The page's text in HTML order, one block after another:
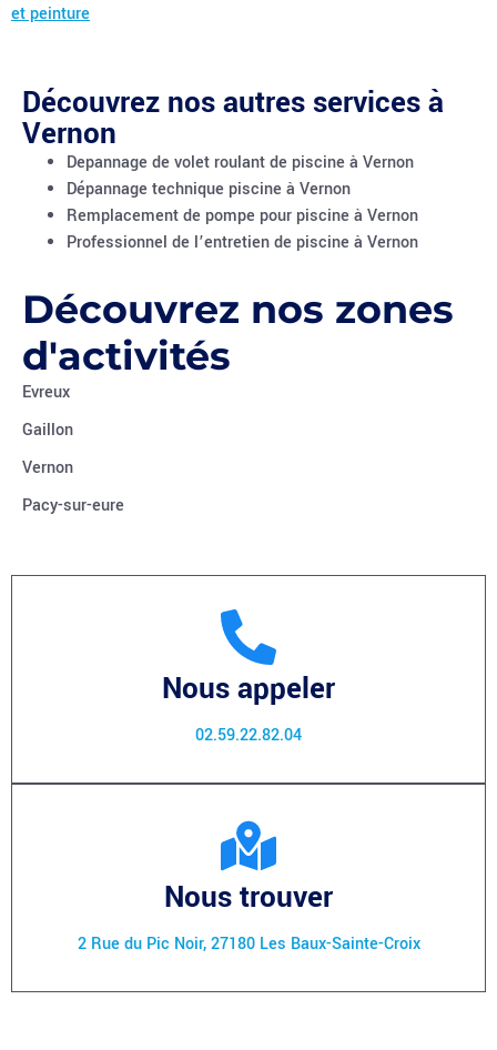
et peinture
Découvrez nos autres services à
Vernon
Depannage de volet roulant de piscine à Vernon
Dépannage technique piscine à Vernon
Remplacement de pompe pour piscine à Vernon
Professionnel de l’entretien de piscine à Vernon
Découvrez nos zones
d'activités
Evreux
Gaillon
Vernon
Pacy-sur-eure
Nous appeler
02.59.22.82.04
Nous trouver
2 Rue du Pic Noir, 27180 Les Baux-Sainte-Croix